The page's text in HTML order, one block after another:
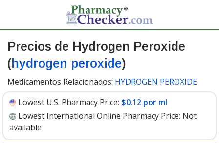
Precios de Hydrogen Peroxide
(hydrogen peroxide)
Medicamentos Relacionados: HYDROGEN PEROXIDE
Lowest U.S. Pharmacy Price: $0.12 por ml
Lowest International Online Pharmacy Price: Not
available